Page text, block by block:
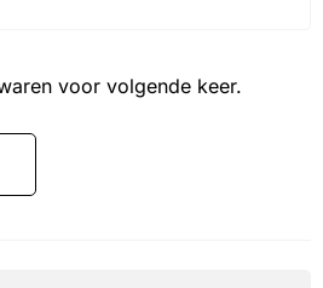
voor volgende keer.